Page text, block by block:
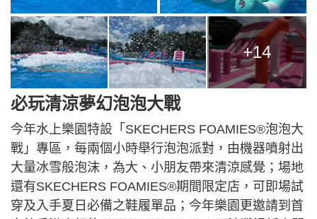
+14
必玩清涼夢幻泡泡大戰
今年水上樂園特設「SKECHERS FOAMIES®泡泡大
戰」專區，每兩個小時舉行泡泡派對，由機器噴射出
大量冰雪般泡沫，為大、小朋友帶來清涼感覺；場地
還有SKECHERS FOAMIES®期間限定店，可即場試
穿及入手夏日必備之鞋履單品；今年樂園更邀請到首